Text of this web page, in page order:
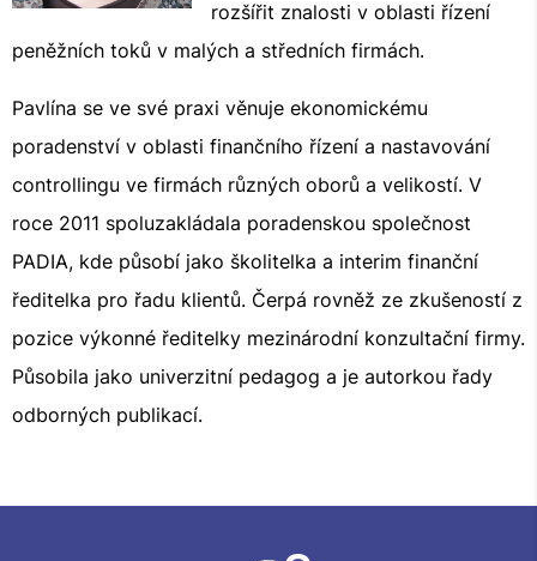
rozšířit znalosti v oblasti řízení
peněžních toků v malých a středních firmách.
Pavlína se ve své praxi věnuje ekonomickému
poradenství v oblasti finančního řízení a nastavování
controllingu ve firmách různých oborů a velikostí. V
roce 2011 spoluzakládala poradenskou společnost
PADIA, kde působí jako školitelka a interim finanční
ředitelka pro řadu klientů. Čerpá rovněž ze zkušeností z
pozice výkonné ředitelky mezinárodní konzultační firmy.
Působila jako univerzitní pedagog a je autorkou řady
odborných publikací.